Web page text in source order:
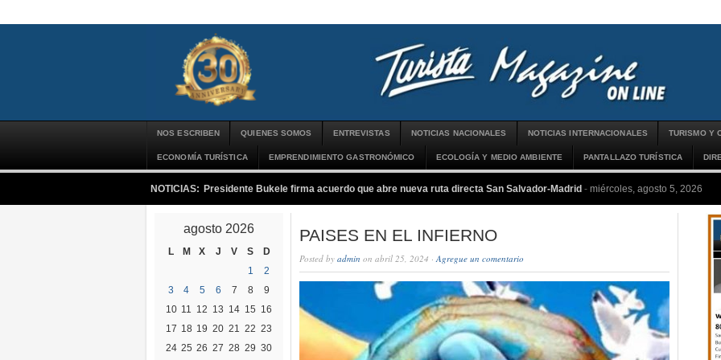
NOS ESCRIBEN QUIENES SOMOS ENTREVISTAS NOTICIAS NACIONALES NOTICIAS INTERNACIONALES TURISMO Y
ECONOMÍA TURÍSTICA EMPRENDIMIENTO GASTRONÓMICO ECOLOGÍA Y MEDIO AMBIENTE PANTALLAZO TURÍSTICA
NOTICIAS: Presidente Bukele firma acuerdo que abre nueva ruta directa San Salvador-Madrid - miércoles, agosto 5, 2026
agosto 2026
L M X J V S
D
1
2
3
4 5 6 7 8
9
10 11 12 13 14 15 16
17 18 19 20 21 22 23
24 25 26 27 28 29 30
PAISES EN EL INFIERNO
Posted by admin on abril 25, 2024 ·Agregue un comentario